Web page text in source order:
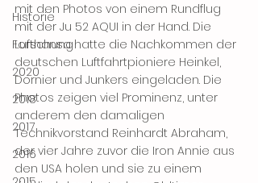
Historie
Forschung
2020
2018
2017
2016
mit den Photos von einem Rundflug
mit der Ju 52 AQUI in der Hand. Die
Lufthansa hatte die Nachkommen der
deutschen Luftfahrtpioniere Heinkel,
Dornier und Junkers eingeladen. Die
Photos zeigen viel Prominenz, unter
anderem den damaligen
Technikvorstand Reinhardt Abraham,
der vier Jahre zuvor die Iron Annie aus
den USA holen und sie zu einem